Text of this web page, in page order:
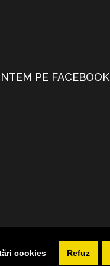
cookies Refuz
PE FACEBOOK